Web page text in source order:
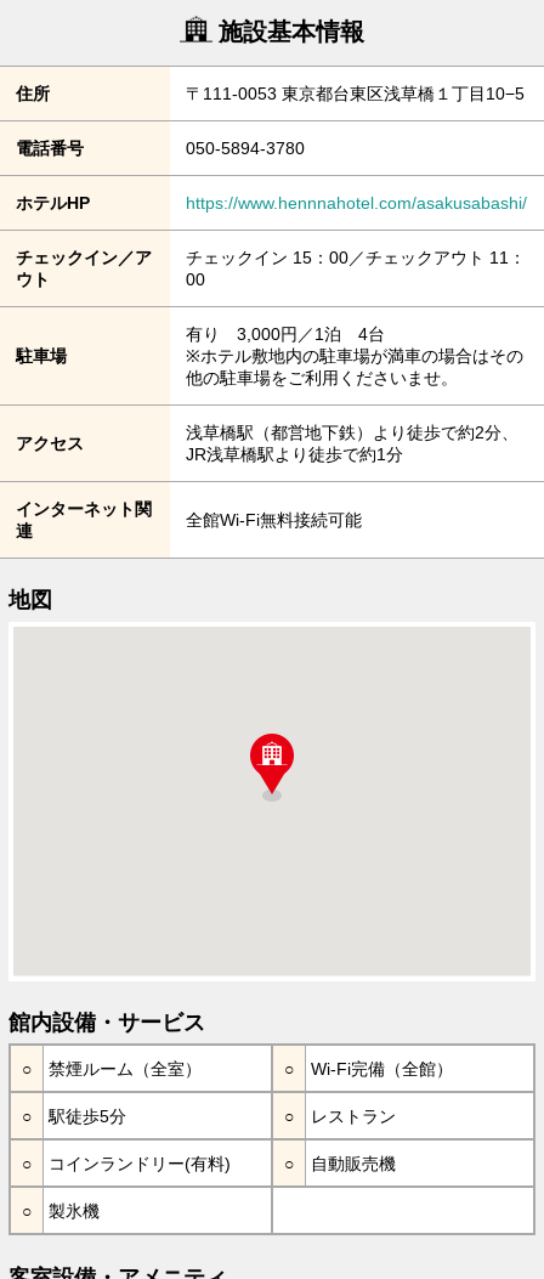
施設基本情報
住所 〒111-0053 東京都台東区浅草橋１丁目10−5
電話番号 050-5894-3780
ホテルHP https://www.hennnahotel.com/asakusabashi/
チェックイン／ア
ウト
チェックイン 15：00／チェックアウト 11：
00
駐車場
有り 3,000円／1泊 4台
※ホテル敷地内の駐車場が満車の場合はその
他の駐車場をご利用くださいませ。
アクセス
浅草橋駅（都営地下鉄）より徒歩で約2分、
JR浅草橋駅より徒歩で約1分
インターネット関
連
全館Wi-Fi無料接続可能
地図
館内設備・サービス
禁煙ルーム（全室） Wi-Fi完備（全館）
駅徒歩5分 レストラン
コインランドリー(有料) 自動販売機
製氷機